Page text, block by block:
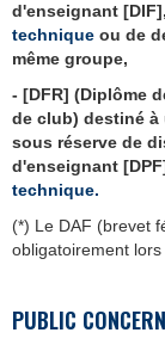
d'enseignant
technique ou de
même groupe,
- [DFR] (Diplôme
de club) destiné à
sous réserve de
d'enseignant
technique.
(*) Le DAF (brevet
obligatoirement
PUBLIC